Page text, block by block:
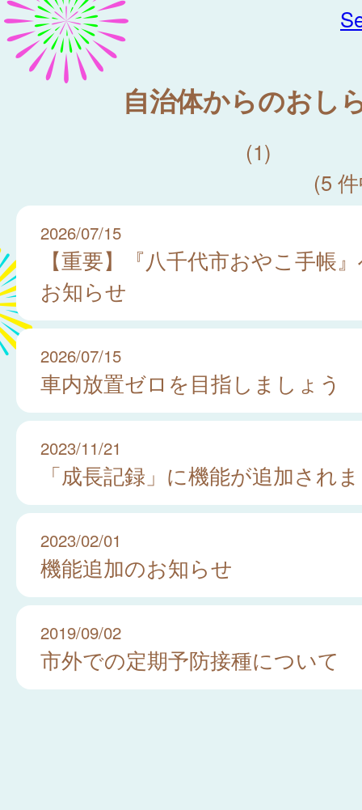
自治体からのおし
(1)
(5
2026/07/15
【重要】『八千代市おやこ手帳
お知らせ
2026/07/15
車内放置ゼロを目指しましょう
2023/11/21
「成長記録」に機能が追加され
2023/02/01
機能追加のお知らせ
2019/09/02
市外での定期予防接種について